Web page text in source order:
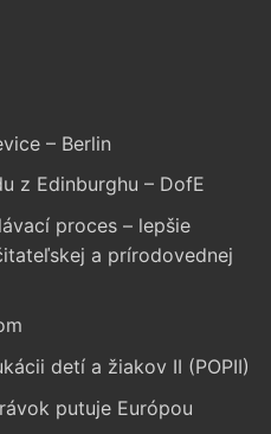
– Berlin
z Edinburghu – DofE
proces – lepšie
a prírodovednej
detí a žiakov II (POPII)
putuje Európou